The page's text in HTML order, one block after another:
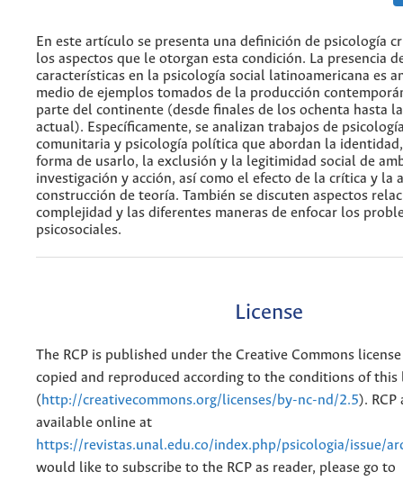
En este artículo se presenta una definición de psicología
los aspectos que le otorgan esta condición. La presencia
características en la psicología social latinoamericana es
medio de ejemplos tomados de la producción
parte del continente (desde finales de los ochenta hasta
actual). Específicamente, se analizan trabajos de
comunitaria y psicología política que abordan la
forma de usarlo, la exclusión y la legitimidad social de
investigación y acción, así como el efecto de la crítica y la
construcción de teoría. También se discuten aspectos
complejidad y las diferentes maneras de enfocar los
psicosociales.
License
The RCP is published under the Creative Commons
copied and reproduced according to the conditions of this
(http://creativecommons.org/licenses/by-nc-nd/2.5).
available online at
https://revistas.unal.edu.co/index.php/psicologia/issue/
would like to subscribe to the RCP as reader, please go to